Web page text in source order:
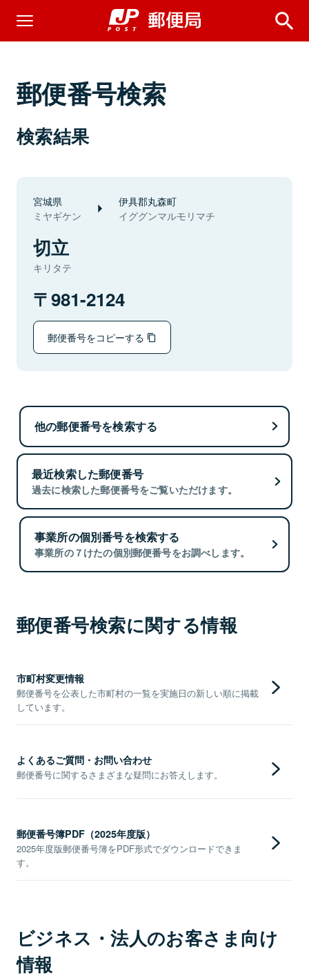
郵便番号検索
検索結果
宮城県
ミヤギケン
伊具郡丸森町
イググンマルモリマチ
切立
キリタテ
981-2124
郵便番号をコピーする
他の郵便番号を検索する
最近検索した郵便番号
過去に検索した郵便番号をご覧いただけます。
事業所の個別番号を検索する
事業所の７けたの個別郵便番号をお調べします。
郵便番号検索に関する情報
市町村変更情報
郵便番号を公表した市町村の一覧を実施日の新しい順に掲載
しています。
よくあるご質問・お問い合わせ
郵便番号に関するさまざまな疑問にお答えします。
郵便番号簿PDF（2025年度版）
2025年度版郵便番号簿をPDF形式でダウンロードできま
す。
ビジネス・法人のお客さま向け
情報